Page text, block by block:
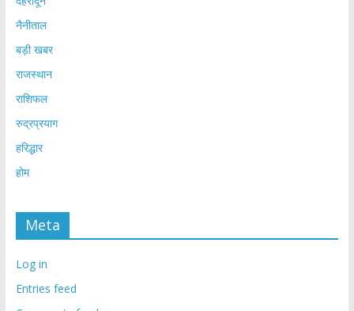
नैनीताल
बड़ी खबर
राजस्थान
राशिफल
रुद्रप्रयाग
हरिद्धार
होम
Meta
Log in
Entries feed